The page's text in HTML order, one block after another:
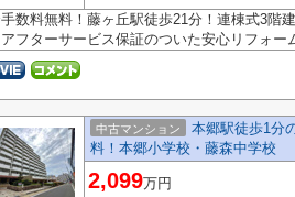
数料無料！藤ヶ丘駅徒歩21分！連棟式3
フターサービス保証のついた安心リフォー
中古マンション
本郷駅徒歩1分
料！本郷小学校・藤森中学校
2,099万円